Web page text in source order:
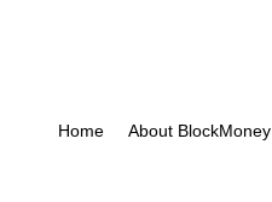
Home About BlockMoney